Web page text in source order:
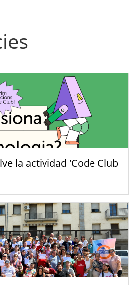
la actividad 'Code Club